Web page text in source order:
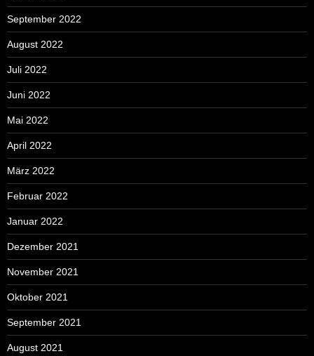
September 2022
August 2022
Juli 2022
Juni 2022
Mai 2022
April 2022
März 2022
Februar 2022
Januar 2022
Dezember 2021
November 2021
Oktober 2021
September 2021
August 2021